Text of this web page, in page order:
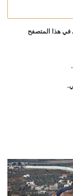
في هذا المتصفح